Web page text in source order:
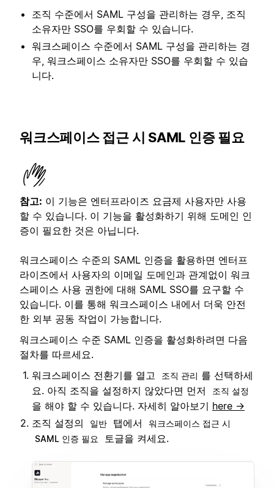
조직 수준에서 SAML 구성을 관리하는 경우, 조직
소유자만 SSO를 우회할 수 있습니다.
워크스페이스 수준에서 SAML 구성을 관리하는 경
우, 워크스페이스 소유자만 SSO를 우회할 수 있습
니다.
워크스페이스 접근 시 SAML 인증 필요
참고: 이 기능은 엔터프라이즈 요금제 사용자만 사용
할 수 있습니다. 이 기능을 활성화하기 위해 도메인 인
증이 필요한 것은 아닙니다.
워크스페이스 수준의 SAML 인증을 활용하면 엔터프
라이즈에서 사용자의 이메일 도메인과 관계없이 워크
스페이스 사용 권한에 대해 SAML SSO를 요구할 수
있습니다. 이를 통해 워크스페이스 내에서 더욱 안전
한 외부 공동 작업이 가능합니다.
워크스페이스 수준 SAML 인증을 활성화하려면 다음
절차를 따르세요.
워크스페이스 전환기를 열고
조직 관리 를 선택하세
요. 아직 조직을 설정하지 않았다면 먼저
조직 설정
을 해야 할 수 있습니다. 자세히 알아보기 here →
조직 설정의
일반 탭에서
워크스페이스 접근 시
SAML 인증 필요
토글을 켜세요.